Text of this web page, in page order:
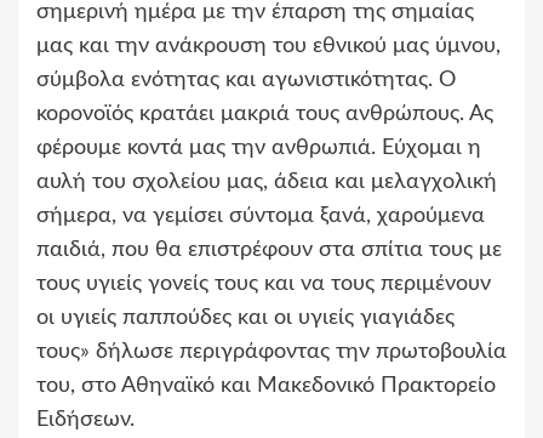
σημερινή ημέρα με την έπαρση της σημαίας
μας και την ανάκρουση του εθνικού μας ύμνου,
σύμβολα ενότητας και αγωνιστικότητας. Ο
κορονοϊός κρατάει μακριά τους ανθρώπους. Ας
φέρουμε κοντά μας την ανθρωπιά. Εύχομαι η
αυλή του σχολείου μας, άδεια και μελαγχολική
σήμερα, να γεμίσει σύντομα ξανά, χαρούμενα
παιδιά, που θα επιστρέφουν στα σπίτια τους με
τους υγιείς γονείς τους και να τους περιμένουν
οι υγιείς παππούδες και οι υγιείς γιαγιάδες
τους» δήλωσε περιγράφοντας την πρωτοβουλία
του, στο Αθηναϊκό και Μακεδονικό Πρακτορείο
Ειδήσεων.